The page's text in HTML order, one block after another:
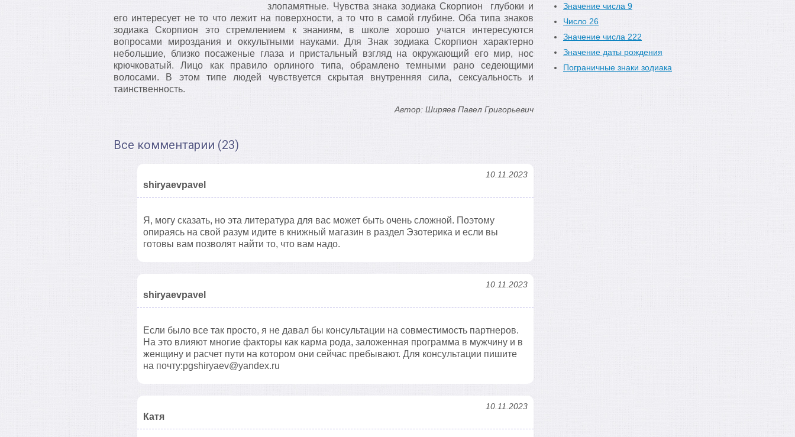
злопамятные. Чувства знака зодиака Скорпион глубоки и
его интересует не то что лежит на поверхности, а то что в самой глубине. Оба типа знаков
зодиака Скорпион это стремлением к знаниям, в школе хорошо учатся интересуются
вопросами мироздания и оккультными науками. Для Знак зодиака Скорпион характерно
небольшие, близко посаженые глаза и пристальный взгляд на окружающий его мир, нос
крючковатый. Лицо как правило орлиного типа, обрамлено темными рано седеющими
волосами. В этом типе людей чувствуется скрытая внутренняя сила, сексуальность и
таинственность.
Автор: Ширяев Павел Григорьевич
Все комментарии (23)
shiryaevpavel
10.11.2023
Я, могу сказать, но эта литература для вас может быть очень сложной. Поэтому
опираясь на свой разум идите в книжный магазин в раздел Эзотерика и если вы
готовы вам позволят найти то, что вам надо.
shiryaevpavel
10.11.2023
Если было все так просто, я не давал бы консультации на совместимость партнеров.
На это влияют многие факторы как карма рода, заложенная программа в мужчину и в
женщину и расчет пути на котором они сейчас пребывают. Для консультации пишите
на почту:pgshiryaev@yandex.ru
Катя
10.11.2023
Значение числа 9
Число 26
Значение числа 222
Значение даты рождения
Пограничные знаки зодиака